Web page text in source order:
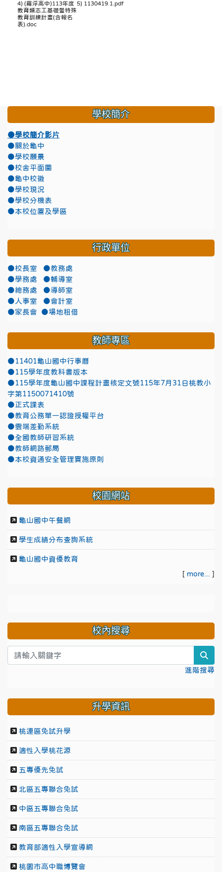
4) (羅浮高中)113年度
教育類志工基礎暨特殊
教育訓練計畫(含報名
表).doc
5) 1130419.1.pdf
學校簡介
●學校簡介影片
●關於龜中
●學校願景
●校舍平面圖
●龜中校徽
●學校現況
●學校分機表
●本校位置及學區
行政單位
●校長室
●教務處
●學務處
●輔導室
●總務處
●導師室
●人事室
●會計室
●家長會
●場地租借
教師專區
●11401龜山國中行事曆
●115學年度教科書版本
●115學年度龜山國中課程計畫核定文號115年7月31日桃教小
字第1150071410號
●正式課表
●教育公務單一認證授權平台
●雲端差勤系統
●全國教師研習系統
●教師網路郵局
●本校資通安全管理實施原則
校園網站
龜山國中午餐網
學生成績分布查詢系統
龜山國中資優教育
[ more... ]
校內搜尋
進階搜尋
升學資訊
桃連區免試升學
適性入學桃花源
五專優先免試
北區五專聯合免試
中區五專聯合免試
南區五專聯合免試
教育部適性入學宣導網
桃園市高中職博覽會